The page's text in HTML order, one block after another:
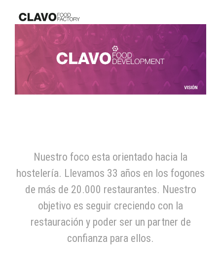
Nuestro foco esta orientado hacia la
hostelería. Llevamos 33 años en los fogones
de más de 20.000 restaurantes. Nuestro
objetivo es seguir creciendo con la
restauración y poder ser un partner de
confianza para ellos.